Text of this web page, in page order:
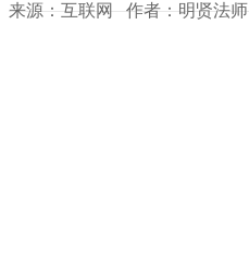
来源：互联网 作者：明贤法师